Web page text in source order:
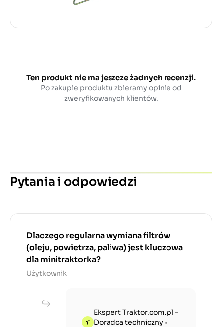
Ten produkt nie ma jeszcze żadnych recenzji.
Po zakupie produktu zbieramy opinie od
zweryfikowanych klientów.
Pytania i odpowiedzi
Dlaczego regularna wymiana filtrów
(oleju, powietrza, paliwa) jest kluczowa
dla minitraktorka?
Użytkownik
Ekspert Traktor.com.pl –
Doradca techniczny •